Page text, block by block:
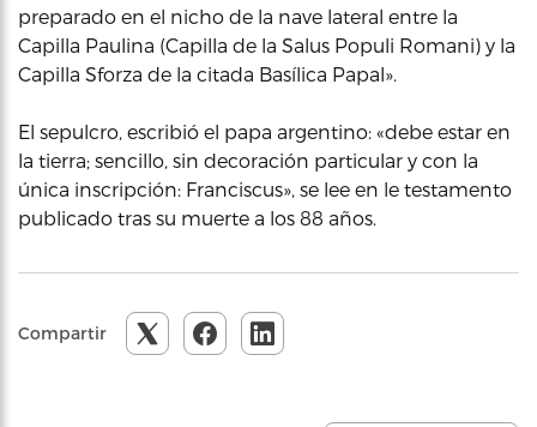
preparado en el nicho de la nave lateral entre la
Capilla Paulina (Capilla de la Salus Populi Romani) y la
Capilla Sforza de la citada Basílica Papal».
El sepulcro, escribió el papa argentino: «debe estar en
la tierra; sencillo, sin decoración particular y con la
única inscripción: Franciscus», se lee en le testamento
publicado tras su muerte a los 88 años.
Compartir